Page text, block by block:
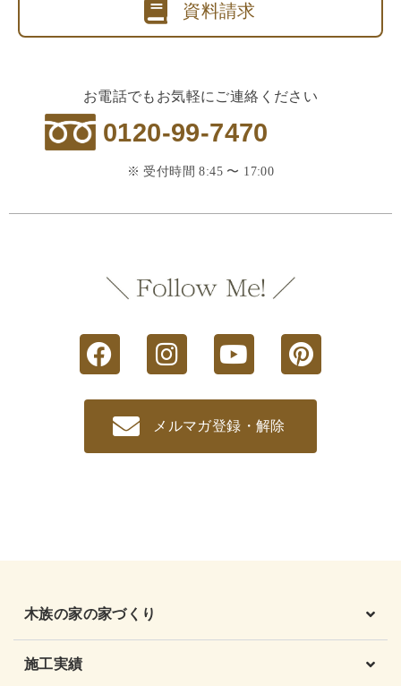
資料請求
お電話でもお気軽にご連絡ください
0120-99-7470
※ 受付時間 8:45 〜 17:00
メルマガ登録・解除
木族の家の家づくり
施工実績